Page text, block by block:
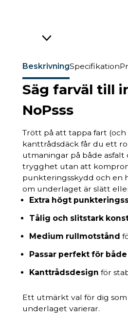
BeskrivningSpecifikation
Säg farväl till
NoPsss
Trött på att tappa fart (och
kanttrådsdäck får du ett
utmaningar på både asfalt
trygghet utan att
punkteringsskydd och en
om underlaget är slätt
Extra högt
Tålig och slitstark
Medium rullmotstånd
Passar perfekt för
Kanttrådsdesign för
Ett utmärkt val för dig
underlaget varierar.